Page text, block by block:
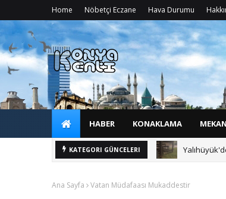
Home Nöbetçi Eczane Hava Durumu
HABER KONAKLAMA
KATEGORI GÜNCELERI
Ana Sayfa Vatan Müdafaası Mukaddestir